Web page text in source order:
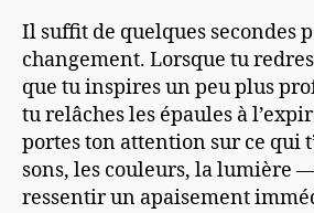
Il suffit de quelques secondes
changement. Lorsque tu
que tu inspires un peu plus
tu relâches les épaules à
portes ton attention sur ce qui
sons, les couleurs, la lumière
ressentir un apaisement